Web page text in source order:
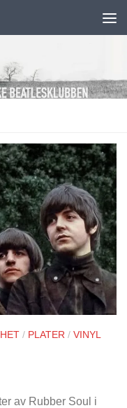
/ PLATER / VINYL
av Rubber Soul i